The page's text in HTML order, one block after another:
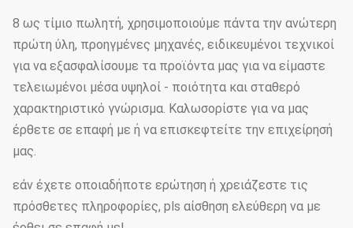
8 ως τίμιο πωλητή, χρησιμοποιούμε πάντα την ανώτερη
πρώτη ύλη, προηγμένες μηχανές, ειδικευμένοι τεχνικοί
για να εξασφαλίσουμε τα προϊόντα μας για να είμαστε
τελειωμένοι μέσα υψηλοί - ποιότητα και σταθερό
χαρακτηριστικό γνώρισμα. Καλωσορίστε για να μας
έρθετε σε επαφή με ή να επισκεφτείτε την επιχείρησή
μας.
εάν έχετε οποιαδήποτε ερώτηση ή χρειάζεστε τις
πρόσθετες πληροφορίες, pls αίσθηση ελεύθερη να με